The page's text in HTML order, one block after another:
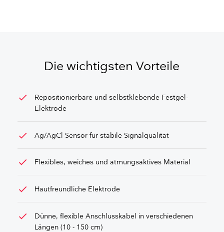
Die wichtigsten Vorteile
check
Repositionierbare und selbstklebende Festgel-
Elektrode
check Ag/AgCl Sensor für stabile Signalqualität
check Flexibles, weiches und atmungsaktives Material
check Hautfreundliche Elektrode
check
Dünne, flexible Anschlusskabel in verschiedenen
Längen (10 - 150 cm)